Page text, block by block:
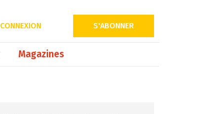
CONNEXION S'ABONNER
Magazines